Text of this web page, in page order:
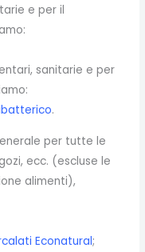
e per il
sanitarie e per
.
per tutte le
ecc. (escluse le
alimenti),
Econatural;